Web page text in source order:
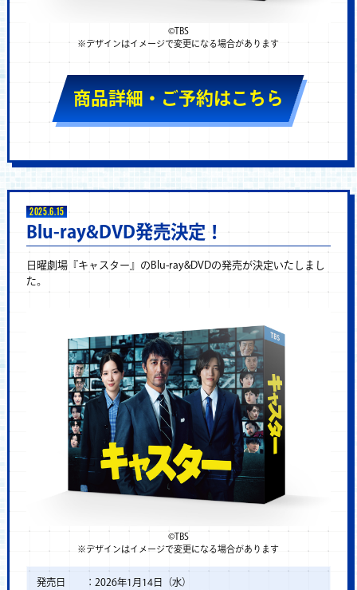
©TBS
※デザインはイメージで変更になる場合があります
商品詳細・ご予約はこちら
2025.6.15
Blu-ray&DVD発売決定！
日曜劇場『キャスター』のBlu-ray&DVDの発売が決定いたしまし
た。
©TBS
※デザインはイメージで変更になる場合があります
発売日 ： 2026年1月14日（水）